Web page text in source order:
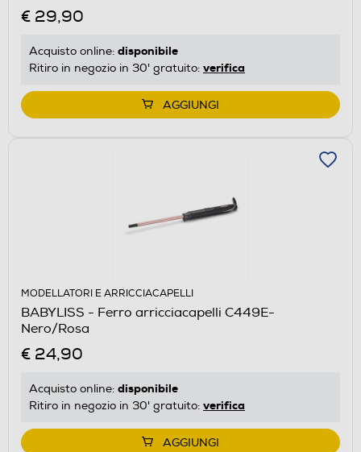
€ 29,90
Acquisto online: disponibile
Ritiro in negozio in 30' gratuito: verifica
AGGIUNGI
MODELLATORI E ARRICCIACAPELLI
BABYLISS - Ferro arricciacapelli C449E-
Nero/Rosa
€ 24,90
Acquisto online: disponibile
Ritiro in negozio in 30' gratuito: verifica
AGGIUNGI